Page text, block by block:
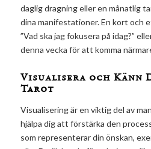
daglig dragning eller en månatlig
dina manifestationer. En kort och
”Vad ska jag fokusera på idag?”
denna vecka för att komma
Visualisera och Känn
Tarot
Visualisering är en viktig del av
hjälpa dig att förstärka den
som representerar din önskan,